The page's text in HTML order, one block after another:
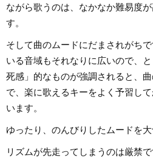
ながら歌うのは、なかなか難易度
す。
そして曲のムードにだまされがち
いる音域もそれなりに広いので、
死感」的なものが強調されると、
で、楽に歌えるキーをよく予習し
います。
ゆったり、のんびりしたムードを
リズムが先走ってしまうのは厳禁で